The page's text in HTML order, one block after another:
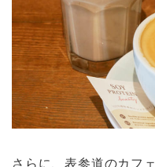
さらに、表参道のカフェ